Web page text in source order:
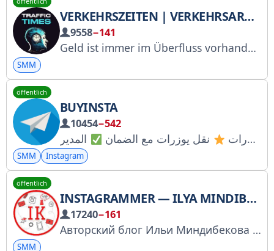
VERKEHRSZEITEN | VERKEHRSARBITRAGE
9558−141
Geld ist immer im Überfluss vorhanden für diejenigen, die die einfachen Prinzipien des Geldverdienens verstehen. Hier finden Sie alles zum Thema Traffic. Webseite: http://cpalenta.ru Chat: @cpa_podslushano Stellenangebote: @hr_affiliate Kontakt: @teftelkaaa Traffic-Kanäle und Chats: https://t.me/addlist/EfbBB4gPLtdhZGU6
SMM
öffentlich
BUYINSTA️
10454−542
قناة باي انستا الرسمية © بيع حسابات انستا + يوزرات نقل يوزرات مع الضمان
SMM Instagram
öffentlich
INSTAGRAMMER — ILYA MINDIBEKOVS BLOG
17240−161
Авторский блог Ильи Миндибекова — владельца SMM-агентства, фрилансера и маркетолога. Делюсь как зарабатываю и продвигаю бизнесы в Instagram и в Telegram! Консультации и связь: @il_mindi
SMM